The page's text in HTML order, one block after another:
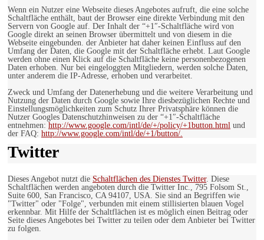
Wenn ein Nutzer eine Webseite dieses Angebotes aufruft, die eine solche
Schaltfläche enthält, baut der Browser eine direkte Verbindung mit den
Servern von Google auf. Der Inhalt der “+1″-Schaltfläche wird von
Google direkt an seinen Browser übermittelt und von diesem in die
Webseite eingebunden. der Anbieter hat daher keinen Einfluss auf den
Umfang der Daten, die Google mit der Schaltfläche erhebt. Laut Google
werden ohne einen Klick auf die Schaltfläche keine personenbezogenen
Daten erhoben. Nur bei eingeloggten Mitgliedern, werden solche Daten,
unter anderem die IP-Adresse, erhoben und verarbeitet.
Zweck und Umfang der Datenerhebung und die weitere Verarbeitung und
Nutzung der Daten durch Google sowie Ihre diesbezüglichen Rechte und
Einstellungsmöglichkeiten zum Schutz Ihrer Privatsphäre können die
Nutzer Googles Datenschutzhinweisen zu der “+1″-Schaltfläche
entnehmen: http://www.google.com/intl/de/+/policy/+1button.html und
der FAQ: http://www.google.com/intl/de/+1/button/.
Twitter
Dieses Angebot nutzt die Schaltflächen des Dienstes Twitter. Diese
Schaltflächen werden angeboten durch die Twitter Inc., 795 Folsom St.,
Suite 600, San Francisco, CA 94107, USA. Sie sind an Begriffen wie
"Twitter" oder "Folge", verbunden mit einem stillisierten blauen Vogel
erkennbar. Mit Hilfe der Schaltflächen ist es möglich einen Beitrag oder
Seite dieses Angebotes bei Twitter zu teilen oder dem Anbieter bei Twitter
zu folgen.